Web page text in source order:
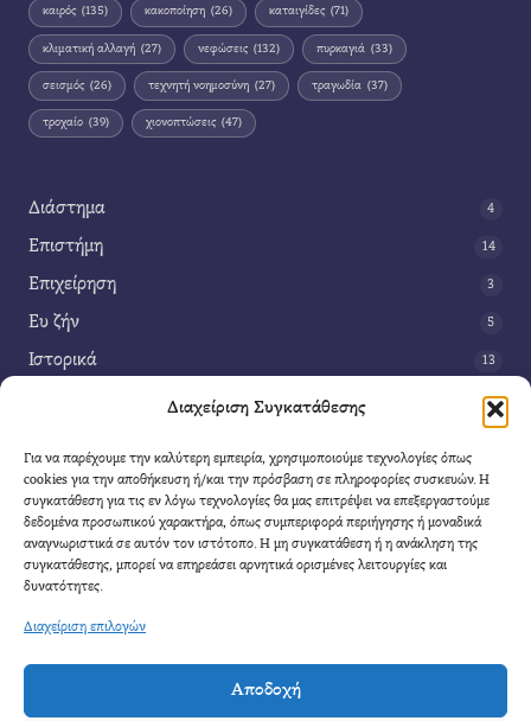
Διαχείριση Συγκατάθεσης
Για να παρέχουμε την καλύτερη εμπειρία, χρησιμοποιούμε τεχνολογίες όπως
cookies για την αποθήκευση ή/και την πρόσβαση σε πληροφορίες συσκευών. Η
συγκατάθεση για τις εν λόγω τεχνολογίες θα μας επιτρέψει να επεξεργαστούμε
δεδομένα προσωπικού χαρακτήρα, όπως συμπεριφορά περιήγησης ή μοναδικά
αναγνωριστικά σε αυτόν τον ιστότοπο. Η μη συγκατάθεση ή η ανάκληση της
συγκατάθεσης, μπορεί να επηρεάσει αρνητικά ορισμένες λειτουργίες και
δυνατότητες.
Διαχείριση επιλογών
Αποδοχή
καιρός (135) κακοποίηση (26) καταιγίδες (71)
κλιματική αλλαγή (27) νεφώσεις (132) πυρκαγιά (33)
σεισμός (26) τεχνητή νοημοσύνη (27) τραγωδία (37)
τροχαίο (39) χιονοπτώσεις (47)
Διάστημα 4
Επιστήμη 14
Επιχείρηση 3
Ευ ζήν 5
Ιστορικά 13
42
Τέχνη 3
Τεχνολογία
Υγεία
Φαντασία